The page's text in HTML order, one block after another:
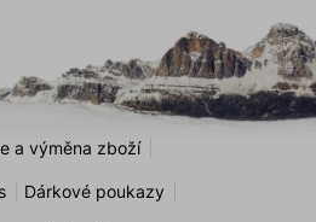
a výměna zboží
Dárkové poukazy